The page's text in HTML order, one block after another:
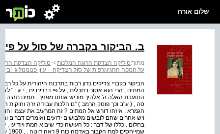
שלום אורח
ב. הביקור בקברה של סול על פי
מתוך:סוליקה הצדקת הרוגת המלכות > סוליקה הצדקת
על המפה ההגיוגרפית של סול הצדיקה – עיון פנומנולוגי
הביקור בקברי צדיקים נדון רבות בתרבות היהודית על כל
המתים , הרי הוא אסור בתכלית , על פי דברים יח , י יג : "
התועבת האלה ה' אלהיך מוריש אותם מפניך . תמים תהיה
סה , ( ע"ב וכך פוסק הרמב ) "ם הלכות עבודה זרה וחוקות
הגמרא : איזהו דורש אל המתים ? זה המרעיב את עצמו
ויש אחרים שהם לובשים מלבושים ידועים ואומרים דברים
בחלום . כללו של דבר : כל העושה כדי שיבוא המת